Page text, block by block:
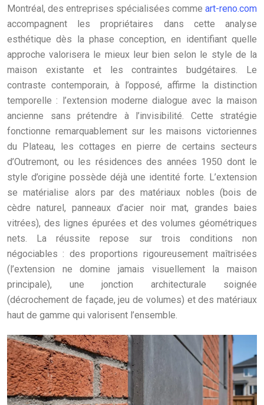
Montréal, des entreprises spécialisées comme art-reno.com
accompagnent les propriétaires dans cette analyse
esthétique dès la phase conception, en identifiant quelle
approche valorisera le mieux leur bien selon le style de la
maison existante et les contraintes budgétaires. Le
contraste contemporain, à l’opposé, affirme la distinction
temporelle : l’extension moderne dialogue avec la maison
ancienne sans prétendre à l’invisibilité. Cette stratégie
fonctionne remarquablement sur les maisons victoriennes
du Plateau, les cottages en pierre de certains secteurs
d’Outremont, ou les résidences des années 1950 dont le
style d’origine possède déjà une identité forte. L’extension
se matérialise alors par des matériaux nobles (bois de
cèdre naturel, panneaux d’acier noir mat, grandes baies
vitrées), des lignes épurées et des volumes géométriques
nets. La réussite repose sur trois conditions non
négociables : des proportions rigoureusement maîtrisées
(l’extension ne domine jamais visuellement la maison
principale), une jonction architecturale soignée
(décrochement de façade, jeu de volumes) et des matériaux
haut de gamme qui valorisent l’ensemble.